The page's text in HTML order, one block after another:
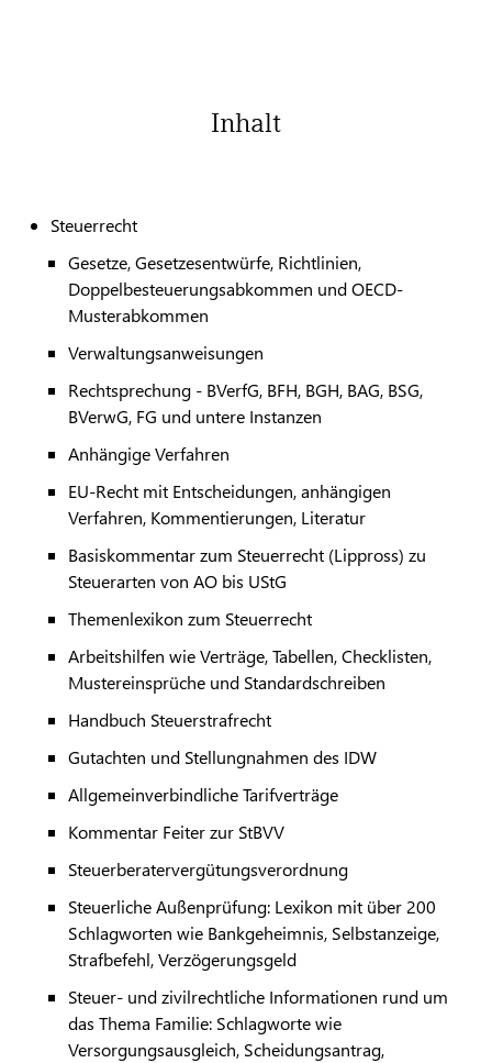
Inhalt
Steuerrecht
Gesetze, Gesetzesentwürfe, Richtlinien,
Doppelbesteuerungsabkommen und OECD-
Musterabkommen
Verwaltungsanweisungen
Rechtsprechung - BVerfG, BFH, BGH, BAG, BSG,
BVerwG, FG und untere Instanzen
Anhängige Verfahren
EU-Recht mit Entscheidungen, anhängigen
Verfahren, Kommentierungen, Literatur
Basiskommentar zum Steuerrecht (Lippross) zu
Steuerarten von AO bis UStG
Themenlexikon zum Steuerrecht
Arbeitshilfen wie Verträge, Tabellen, Checklisten,
Mustereinsprüche und Standardschreiben
Handbuch Steuerstrafrecht
Gutachten und Stellungnahmen des IDW
Allgemeinverbindliche Tarifverträge
Kommentar Feiter zur StBVV
Steuerberatervergütungsverordnung
Steuerliche Außenprüfung: Lexikon mit über 200
Schlagworten wie Bankgeheimnis, Selbstanzeige,
Strafbefehl, Verzögerungsgeld
Steuer- und zivilrechtliche Informationen rund um
das Thema Familie: Schlagworte wie
Versorgungsausgleich, Scheidungsantrag,